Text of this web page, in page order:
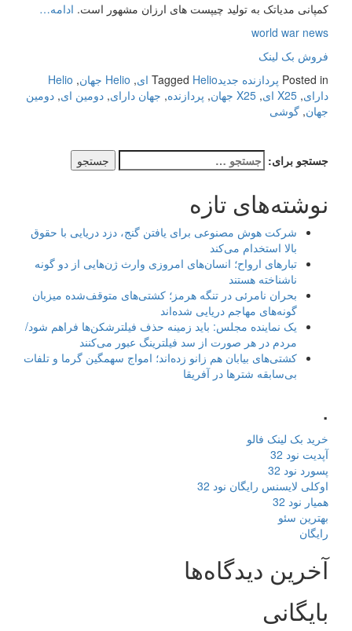
کمپانی مدیاتک به تولید چیپست های ارزان مشهور است. ادامه…
world war news
فروش بک لینک
Posted in پردازنده جدید Tagged Helio ای , Helio جهان ,
Helio
دارای, X25 ای , X25 جهان , پردازنده, جهان دارای, دومین ای, دومین
جهان, گوشی
جستجو برای:
نوشته‌های تازه
شرکت هوش مصنوعی برای یافتن گنج، دزد دریایی با حقوق
بالا استخدام می‌کند
تبارهای ارواح؛ انسان‌های امروزی وارث ژن‌هایی از دو گونه
ناشناخته هستند
بحران نامرئی در تنگه هرمز؛ کشتی‌های متوقف‌شده میزبان
گونه‌های مهاجم دریایی شده‌اند
یک نماینده مجلس: باید زمینه حذف فیلترشکن‌ها فراهم شود/
مردم در هر صورت از سد فیلترینگ عبور می‌کنند
کشتی‌های بیابان هم زانو زده‌اند؛ امواج سهمگین گرما و تلفات
بی‌سابقه شترها در آفریقا
.
خرید بک لینک فالو
آپدیت نود 32
پسورد نود 32
اوکلی لایسنس رایگان نود 32
همیار نود 32
بهترین سئو
رایگان
آخرین دیدگاه‌ها
بایگانی